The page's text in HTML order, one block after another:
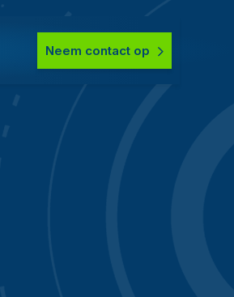
Neem contact op